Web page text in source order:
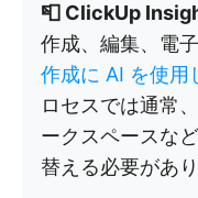
📮 ClickUp
作成、編集、電
作成に AI を使用
ロセスでは通常
ークスペースな
替える必要があり